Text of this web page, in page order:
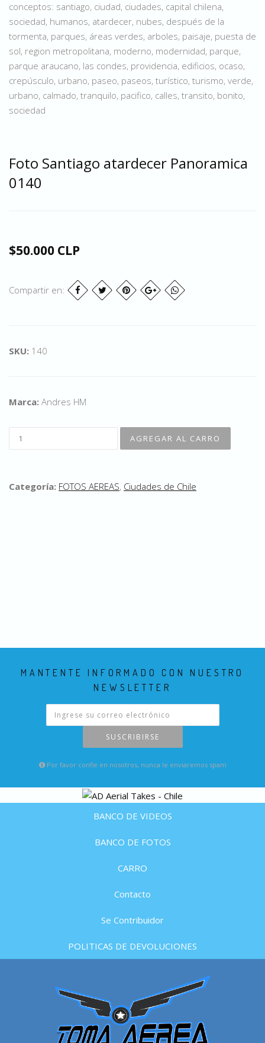
conceptos: santiago, ciudad, ciudades, capital chilena,
sociedad, humanos, atardecer, nubes, después de la
tormenta, parques, áreas verdes, arboles, paisaje, puesta de
sol, region metropolitana, moderno, modernidad, parque,
parque araucano, las condes, providencia, edificios, ocaso,
crepúsculo, urbano, paseo, paseos, turístico, turismo, verde,
urbano, calmado, tranquilo, pacifico, calles, transito, bonito,
sociedad
Foto Santiago atardecer Panoramica
0140
$50.000 CLP
Compartir en:
SKU: 140
Marca: Andres HM
Categoría: FOTOS AEREAS, Ciudades de Chile
MANTENTE INFORMADO CON NUESTRO
NEWSLETTER
SUSCRIBIRSE
Por favor confie en nosotros, nunca le enviaremos spam
BANCO DE VIDEOS
BANCO DE FOTOS
CARRO
Contacto
Se Contribuidor
POLITICAS DE DEVOLUCIONES